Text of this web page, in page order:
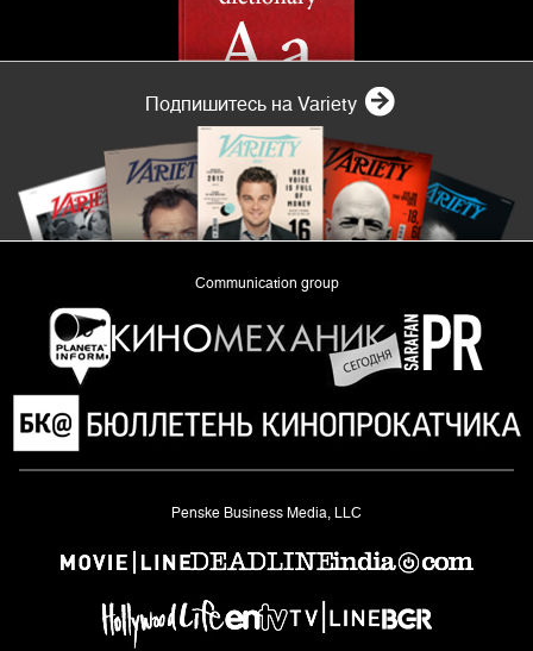
Подпишитесь на Variety
Communication group
«Planeta Inform»
Penske Business Media, LLC